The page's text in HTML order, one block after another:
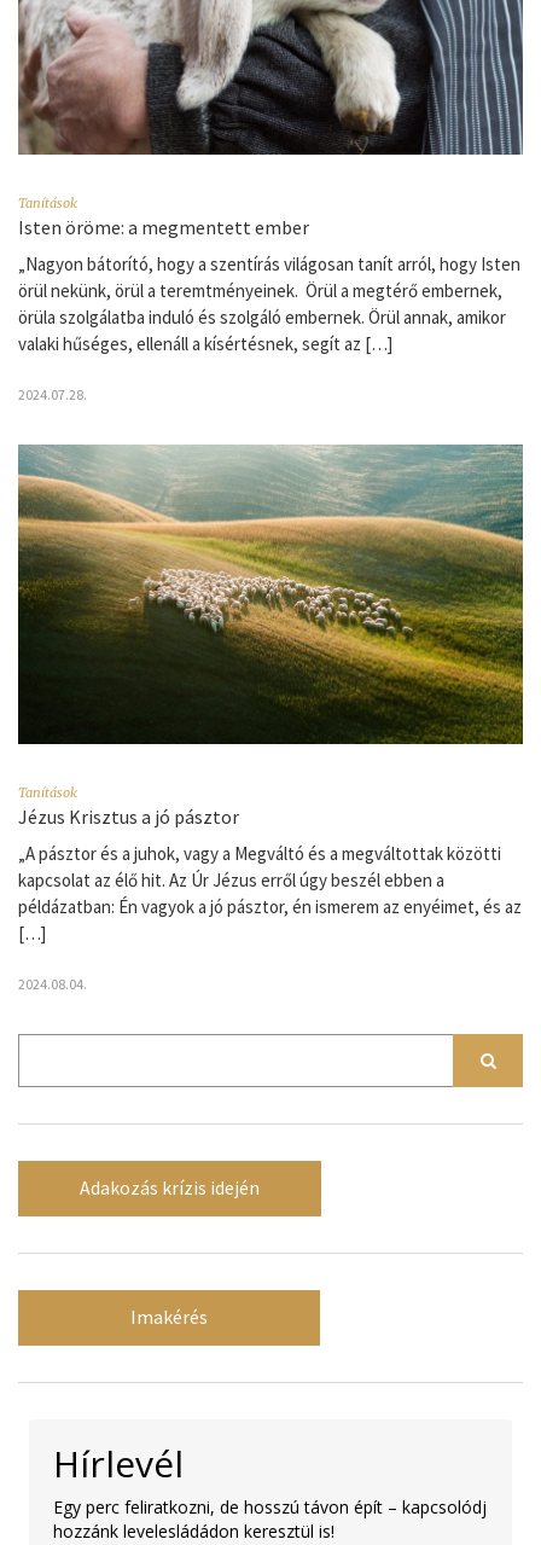
Tanítások
Isten öröme: a megmentett ember
„Nagyon bátorító, hogy a szentírás világosan tanít arról, hogy Isten
örül nekünk, örül a teremtményeinek. Örül a megtérő embernek,
örüla szolgálatba induló és szolgáló embernek. Örül annak, amikor
valaki hűséges, ellenáll a kísértésnek, segít az […]
2024.07.28.
Tanítások
Jézus Krisztus a jó pásztor
„A pásztor és a juhok, vagy a Megváltó és a megváltottak közötti
kapcsolat az élő hit. Az Úr Jézus erről úgy beszél ebben a
példázatban: Én vagyok a jó pásztor, én ismerem az enyéimet, és az
[…]
2024.08.04.
Adakozás krízis idején
Imakérés
Hírlevél
Egy perc feliratkozni, de hosszú távon épít – kapcsolódj
hozzánk levelesládádon keresztül is!